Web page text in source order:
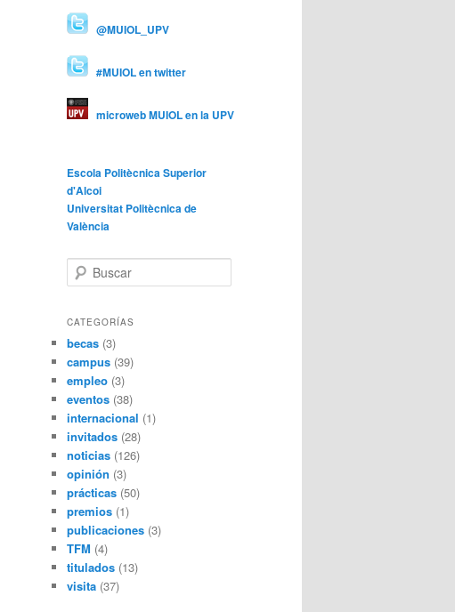
@MUIOL_UPV
#MUIOL en twitter
microweb MUIOL en la UPV
Escola Politècnica Superior
d'Alcoi
Universitat Politècnica de
València
u
c
r
CATEGORÍAS
becas (3)
campus (39)
empleo (3)
eventos (38)
internacional (1)
invitados (28)
noticias (126)
opinión (3)
prácticas (50)
premios (1)
publicaciones (3)
TFM (4)
titulados (13)
visita (37)